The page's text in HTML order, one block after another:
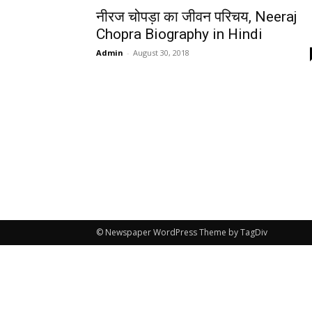
नीरज चोपड़ा का जीवन परिचय, Neeraj
Chopra Biography in Hindi
Admin - August 30, 2018
© Newspaper WordPress Theme by TagDiv